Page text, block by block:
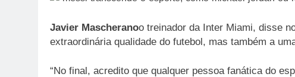
Javier Mascheranoo treinador da Inter Miami, disse
extraordinária qualidade do futebol, mas também a
“No final, acredito que qualquer pessoa fanática do